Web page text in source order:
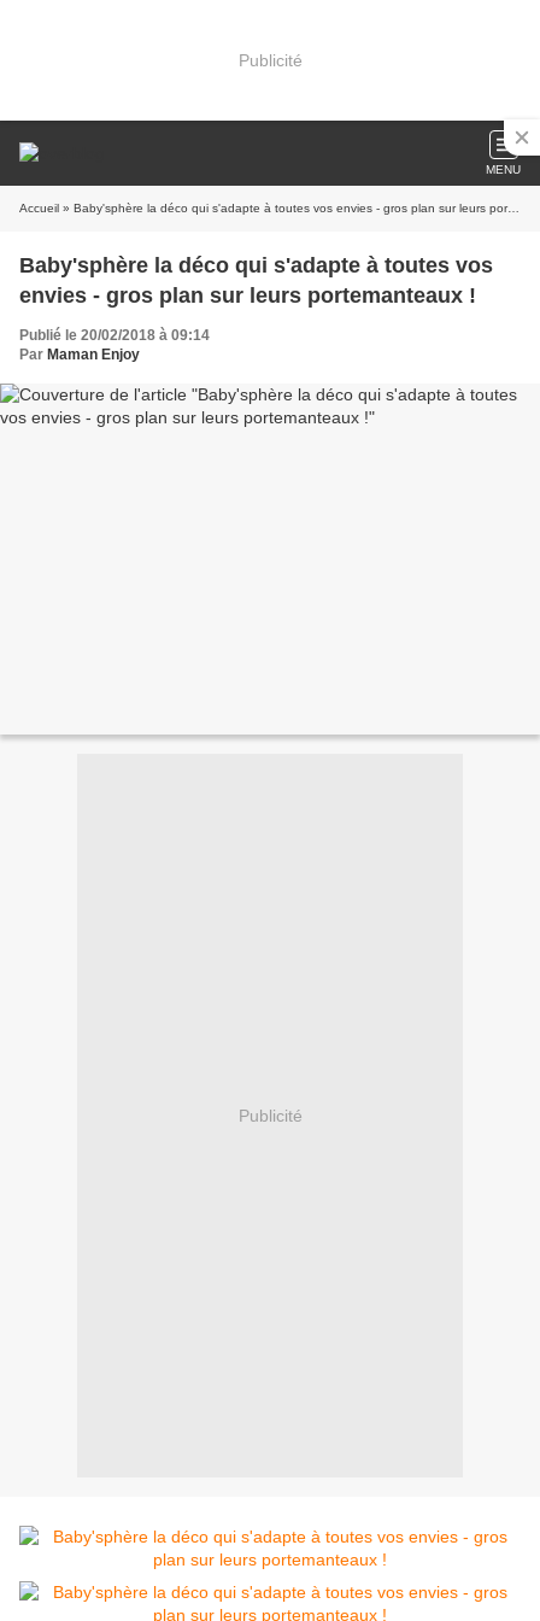
Publicité
MENU
Accueil » Baby'sphère la déco qui s'adapte à toutes vos envies - gros plan sur leurs portemanteaux !
Baby'sphère la déco qui s'adapte à toutes vos
envies - gros plan sur leurs portemanteaux !
Publié le 20/02/2018 à 09:14
Par Maman Enjoy
Publicité